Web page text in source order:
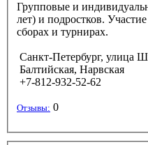
Групповые и
лет) и подростков.
сборах и турнирах.
Санкт-Петербург, улица
Балтийская, Нарвская
+7-812-932-52-62
Отзывы: 0